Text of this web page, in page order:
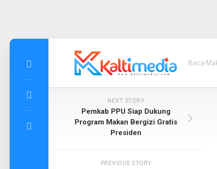
Skip
Baca
NEXT STORY
Pemkab PPU Siap Dukung
Program Makan Bergizi Gratis
Presiden
PREVIOUS STORY